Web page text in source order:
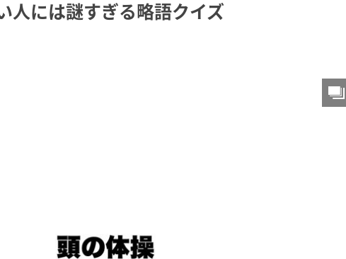
人には謎すぎる略語クイズ